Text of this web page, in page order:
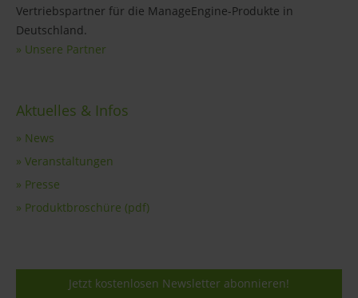
Vertriebspartner für die ManageEngine-Produkte in
Deutschland.
» Unsere Partner
Aktuelles & Infos
» News
» Veranstaltungen
» Presse
» Produktbroschüre (pdf)
Jetzt kostenlosen Newsletter abonnieren!